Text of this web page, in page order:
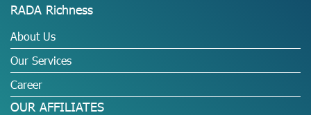
RADA Richness
About Us
Our Services
Career
OUR AFFILIATES